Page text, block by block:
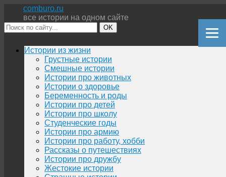
comburo.ru
все истории на одном сайте
OK
Перейти
содержимому
Истории из жизни
Грустные истории
Смешные истории
Истории про животных
Истории о здоровье
Беременность и роды
Истории про детей
Истории про школу
Студенческие годы
Истории про армию
Истории про работу, хобби
Рассказы о путешествиях
Истории про дружбу
Жестокие истории